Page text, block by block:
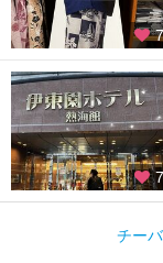
7
7
チー